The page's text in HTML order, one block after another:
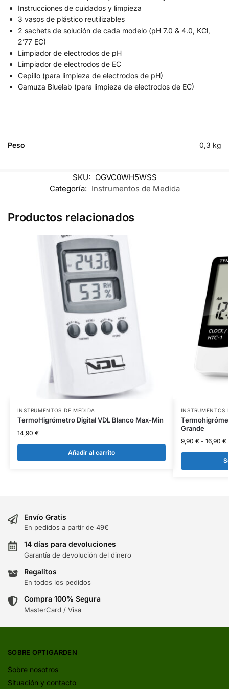
Instrucciones de cuidados y limpieza
3 vasos de plástico reutilizables
2 sachets de solución de cada modelo (pH 7.0 & 4.0, KCl,
2’77 EC)
Limpiador de electrodos de pH
Limpiador de electrodos de EC
Cepillo (para limpieza de electrodos de pH)
Gamuza Bluelab (para limpieza de electrodos de EC)
Peso 0,3 kg
SKU: OGVC0WH5WSS
Categoría: Instrumentos de Medida
Productos relacionados
INSTRUMENTOS DE MEDIDA
TermoHigrómetro Digital VDL Blanco Max-Min
14,90 €
Añadir al carrito
INSTRUMENTOS
Grande
9,90 € - 16,90 €
Envío Gratis
En pedidos a partir de 49€
14 días para devoluciones
Garantía de devolución del dinero
Regalitos
En todos los pedidos
Compra 100% Segura
MasterCard / Visa
SOBRE OPTIGARDEN
Sobre nosotros
Situación y contacto